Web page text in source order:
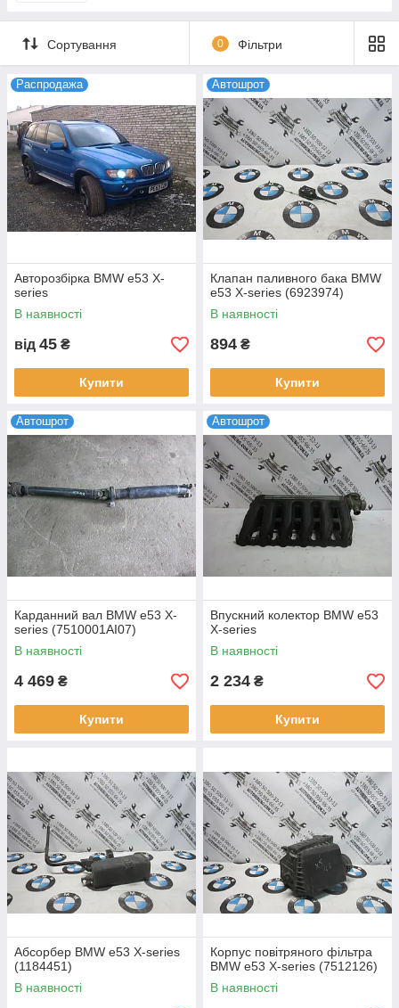
Сортування 0 Фільтри
Распродажа
Авторозбірка BMW e53 X-
series
В наявності
від 45 ₴
Купити
Автошрот
Клапан паливного бака BMW
e53 X-series (6923974)
В наявності
894 ₴
Купити
Автошрот
Карданний вал BMW e53 X-
series (7510001AI07)
В наявності
4 469 ₴
Купити
Автошрот
Впускний колектор BMW e53
X-series
В наявності
2 234 ₴
Купити
Абсорбер BMW e53 X-series
(1184451)
В наявності
Корпус повітряного фільтра
BMW e53 X-series (7512126)
В наявності